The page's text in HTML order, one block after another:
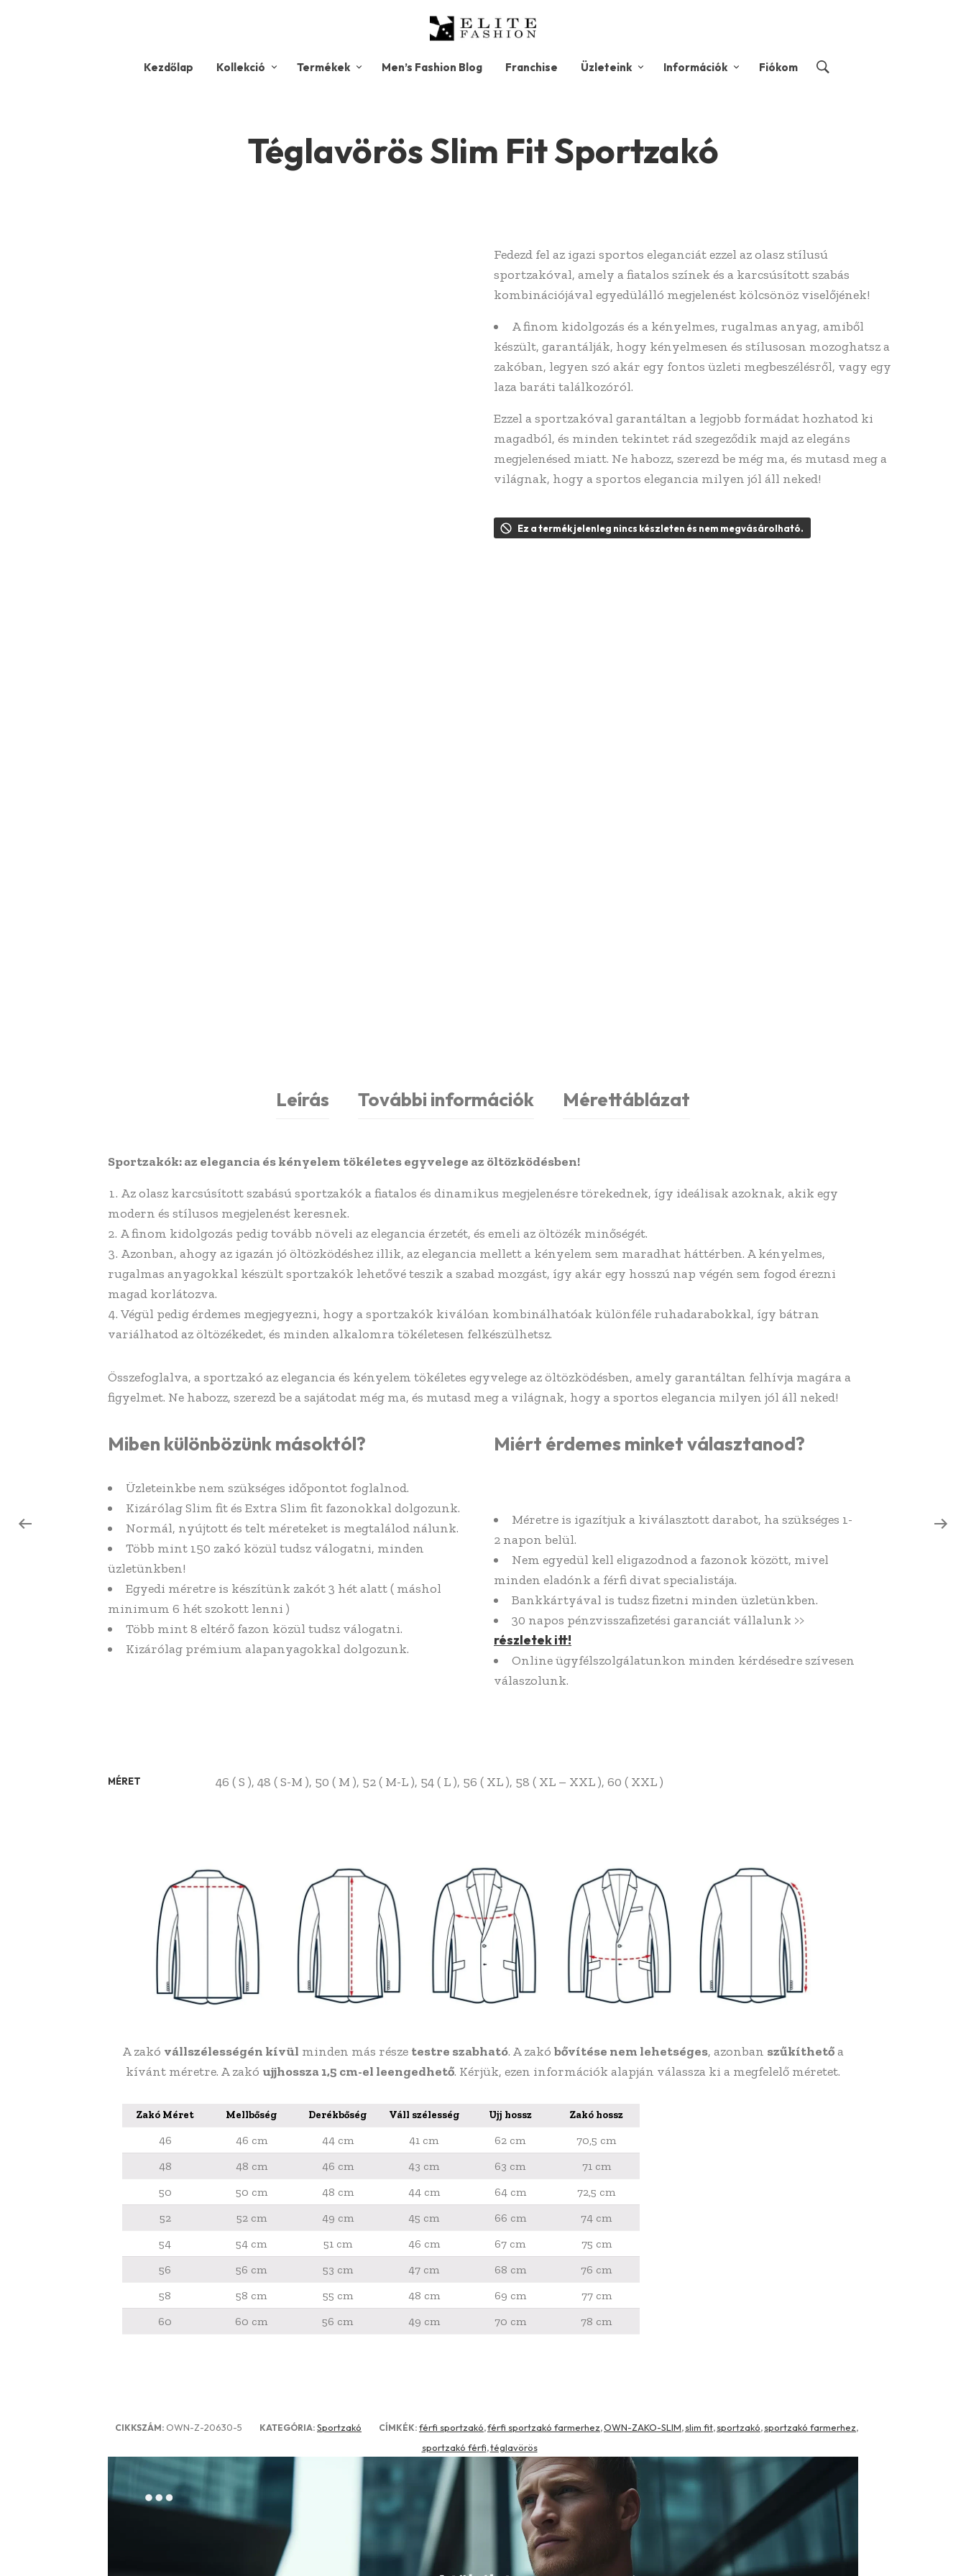
Kezdőlap Kollekció Termékek Men’s Fashion Blog Franchise Üzleteink Információk Fiókom
Téglavörös Slim Fit Sportzakó
Fedezd fel az igazi sportos eleganciát ezzel az olasz stílusú
sportzakóval, amely a fiatalos színek és a karcsúsított szabás
kombinációjával egyedülálló megjelenést kölcsönöz viselőjének!
A finom kidolgozás és a kényelmes, rugalmas anyag, amiből
készült, garantálják, hogy kényelmesen és stílusosan mozoghatsz a
zakóban, legyen szó akár egy fontos üzleti megbeszélésről, vagy egy
laza baráti találkozóról.
Ezzel a sportzakóval garantáltan a legjobb formádat hozhatod ki
magadból, és minden tekintet rád szegeződik majd az elegáns
megjelenésed miatt. Ne habozz, szerezd be még ma, és mutasd meg a
világnak, hogy a sportos elegancia milyen jól áll neked!
Ez a termék jelenleg nincs készleten és nem megvásárolható.
Leírás További információk Mérettáblázat
Sportzakók: az elegancia és kényelem tökéletes egyvelege az öltözködésben!
Az olasz karcsúsított szabású sportzakók a fiatalos és dinamikus megjelenésre törekednek, így ideálisak azoknak, akik egy
modern és stílusos megjelenést keresnek.
A finom kidolgozás pedig tovább növeli az elegancia érzetét, és emeli az öltözék minőségét.
Azonban, ahogy az igazán jó öltözködéshez illik, az elegancia mellett a kényelem sem maradhat háttérben. A kényelmes,
rugalmas anyagokkal készült sportzakók lehetővé teszik a szabad mozgást, így akár egy hosszú nap végén sem fogod érezni
magad korlátozva.
Végül pedig érdemes megjegyezni, hogy a sportzakók kiválóan kombinálhatóak különféle ruhadarabokkal, így bátran
variálhatod az öltözékedet, és minden alkalomra tökéletesen felkészülhetsz.
Összefoglalva, a sportzakó az elegancia és kényelem tökéletes egyvelege az öltözködésben, amely garantáltan felhívja magára a
figyelmet. Ne habozz, szerezd be a sajátodat még ma, és mutasd meg a világnak, hogy a sportos elegancia milyen jól áll neked!
Miben különbözünk másoktól?
Üzleteinkbe nem szükséges időpontot foglalnod.
Kizárólag Slim fit és Extra Slim fit fazonokkal dolgozunk.
Normál, nyújtott és telt méreteket is megtalálod nálunk.
Több mint 150 zakó közül tudsz válogatni, minden
üzletünkben!
Egyedi méretre is készítünk zakót 3 hét alatt ( máshol
minimum 6 hét szokott lenni )
Több mint 8 eltérő fazon közül tudsz válogatni.
Kizárólag prémium alapanyagokkal dolgozunk.
Miért érdemes minket választanod?
Méretre is igazítjuk a kiválasztott darabot, ha szükséges 1-
2 napon belül.
Nem egyedül kell eligazodnod a fazonok között, mivel
minden eladónk a férfi divat specialistája.
Bankkártyával is tudsz fizetni minden üzletünkben.
30 napos pénzvisszafizetési garanciát vállalunk >>
részletek itt!
Online ügyfélszolgálatunkon minden kérdésedre szívesen
válaszolunk.
MÉRET 46 ( S ), 48 ( S-M ), 50 ( M ), 52 ( M-L ), 54 ( L ), 56 ( XL ), 58 ( XL – XXL ), 60 ( XXL )
A zakó vállszélességén kívül minden más része testre szabható. A zakó bővítése nem lehetséges, azonban szűkíthetőa
kívánt méretre. A zakó ujjhossza 1,5 cm-el leengedhető. Kérjük, ezen információk alapján válassza ki a megfelelő méretet.
Zakó Méret Mellbőség Derékbőség Váll szélesség Ujj hossz Zakó hossz
46 46 cm 44 cm 41 cm 62 cm
70,5 cm
48
48 cm 46 cm 43 cm 63 cm
71 cm
50
50 cm 48 cm 44 cm 64 cm
72,5 cm
52
52 cm 49 cm 45 cm 66 cm
74 cm
54
54 cm 51 cm 46 cm 67 cm
75 cm
56
56 cm 53 cm 47 cm 68 cm
76 cm
58
58 cm 55 cm 48 cm 69 cm
77 cm
60
60 cm 56 cm 49 cm 70 cm 78 cm
CIKKSZÁM: OWN-Z-20630-5 KATEGÓRIA: Sportzakó CÍMKÉK: férfi sportzakó,férfi sportzakó farmerhez,OWN-ZAKO-SLIM, slim fit, sportzakó, sportzakó farmerhez,
sportzakó férfi,téglavörös